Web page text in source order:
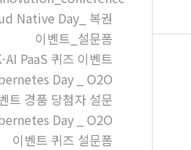
Native Day_ 복권
이벤트_설문폼
AI PaaS 퀴즈 이벤트
Day _ O2O
트 경품 당첨자 설문
Day _ O2O
이벤트 퀴즈 설문폼